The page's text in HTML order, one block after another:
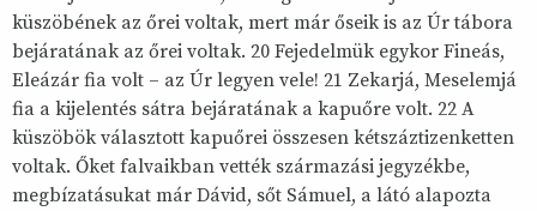
küszöbének az őrei voltak, mert már őseik is az Úr tábora
bejáratának az őrei voltak. 20 Fejedelmük egykor Fineás,
Eleázár fia volt – az Úr legyen vele! 21 Zekarjá, Meselemjá
fia a kijelentés sátra bejáratának a kapuőre volt. 22 A
küszöbök választott kapuőrei összesen kétszáztizenketten
voltak. Őket falvaikban vették származási jegyzékbe,
megbízatásukat már Dávid, sőt Sámuel, a látó alapozta